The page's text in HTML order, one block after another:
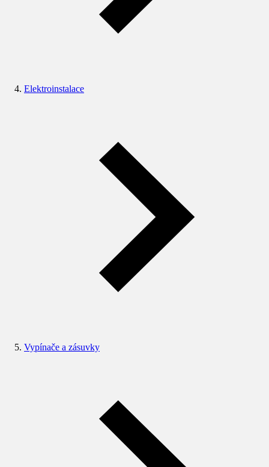
Elektroinstalace
Vypínače a zásuvky